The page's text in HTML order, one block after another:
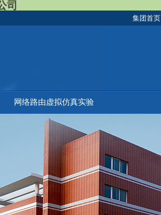
司
集团首页
网络路由虚拟仿真实验